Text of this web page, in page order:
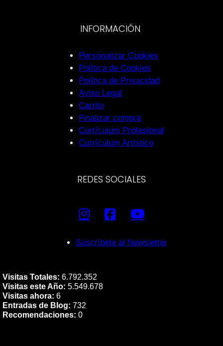
INFORMACIÓN
Personalizar Cookies
Política de Cookies
Política de Privacidad
Aviso Legal
Carrito
Finalizar compra
Currículum Profesional
Currículum Artístico
REDES SOCIALES
Suscríbete al Newsletter
Visitas Totales: 6.792.352
Visitas este Año: 5.549.678
Visitas ahora: 6
Entradas de Blog: 732
Recomendaciones: 0